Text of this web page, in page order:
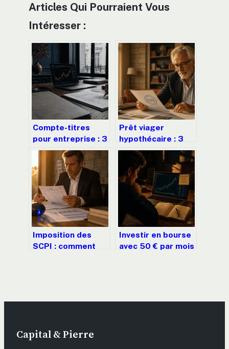
Articles Qui Pourraient Vous
Intéresser :
Compte-titres
pour entreprise : 3
leviers pour
transformer votre
trésorerie
dormante en
capital productif
Prêt viager
hypothécaire : 3
banques et les
critères pour
obtenir vos fonds
en 2025
Imposition des
SCPI : comment
fiscale ?
Investir en bourse
avec 50 € par mois
Capital & Pierre